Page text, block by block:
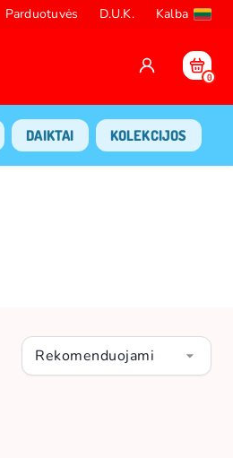
Parduotuvės D.U.K. Kalba
0
DAIKTAI KOLEKCIJOS
Rekomenduojami